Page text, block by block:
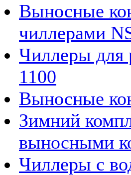
Выносные
чиллерами
Чиллеры для
1100
Выносные
Зимний
выносными
Чиллеры с